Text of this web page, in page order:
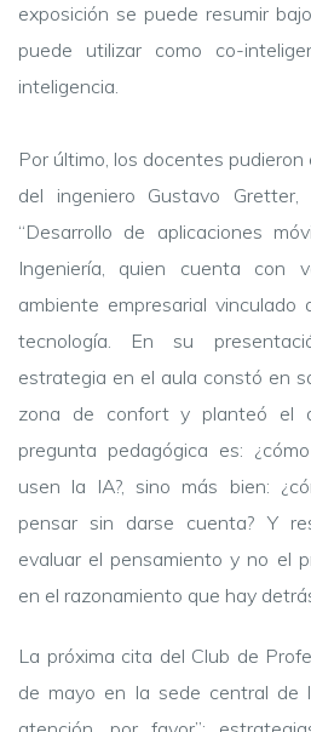
exposición se puede resumir
puede utilizar como co-
inteligencia.
Por último, los docentes
del ingeniero Gustavo
“Desarrollo de aplicaciones
Ingeniería, quien cuenta con
ambiente empresarial
tecnología. En su
estrategia en el aula constó en
zona de confort y planteó el
pregunta pedagógica es:
usen la IA?, sino más bien:
pensar sin darse cuenta? Y
evaluar el pensamiento y no el
en el razonamiento que hay
La próxima cita del Club de
de mayo en la sede central de